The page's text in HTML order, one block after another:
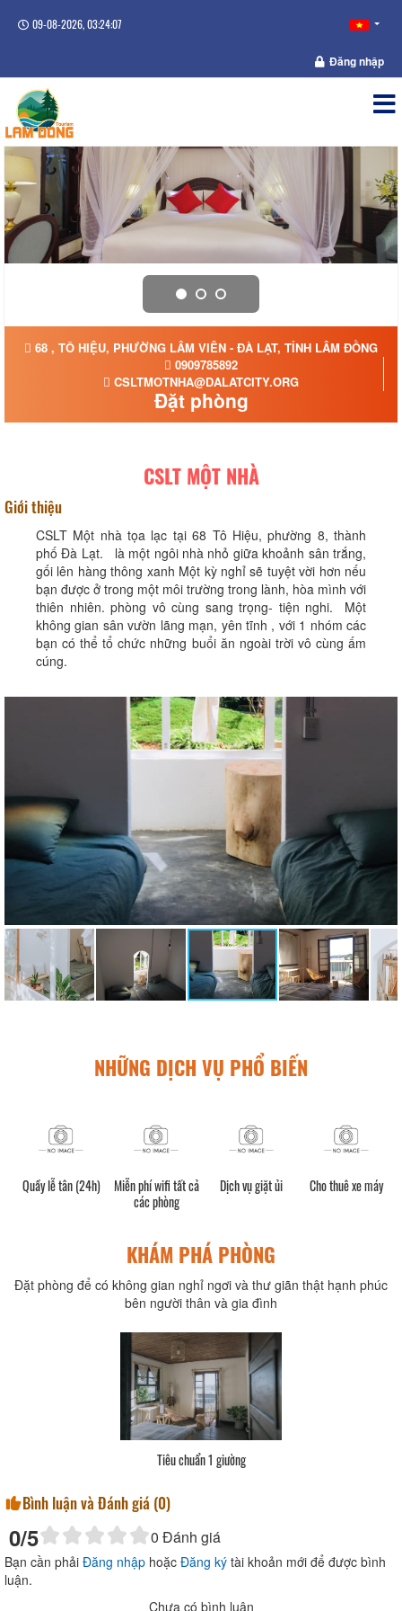
09-08-2026, 03:24:08
Đăng nhập
68 , TÔ HIỆU, PHƯỜNG LÂM VIÊN - ĐÀ LẠT, TỈNH LÂM ĐỒNG
0909785892
CSLTMOTNHA@DALATCITY.ORG
Đặt phòng
CSLT MỘT NHÀ
Giới thiệu
CSLT Một nhà tọa lạc tại 68 Tô Hiệu, phường 8, thành
phố Đà Lạt. là một ngôi nhà nhỏ giữa khoảnh sân trắng,
gối lên hàng thông xanh Một kỳ nghỉ sẽ tuyệt vời hơn nếu
bạn được ở trong một môi trường trong lành, hòa mình với
thiên nhiên. phòng vô cùng sang trọng- tiện nghi. Một
không gian sân vườn lãng mạn, yên tĩnh , với 1 nhóm các
bạn có thể tổ chức những buổi ăn ngoài trời vô cùng ấm
cúng.
NHỮNG DỊCH VỤ PHỔ BIẾN
Quầy lễ tân (24h)
Miễn phí wifi tất cả
các phòng
Dịch vụ giặt ủi Cho thuê xe máy
KHÁM PHÁ PHÒNG
Đặt phòng để có không gian nghỉ ngơi và thư giãn thật hạnh phúc
bên người thân và gia đình
Tiêu chuẩn 1 giường
Bình luận và Đánh giá (0)
0/5 0 Đánh giá
Bạn cần phải Đăng nhập hoặc Đăng ký tài khoản mới để được bình
luận.
Chưa có bình luận